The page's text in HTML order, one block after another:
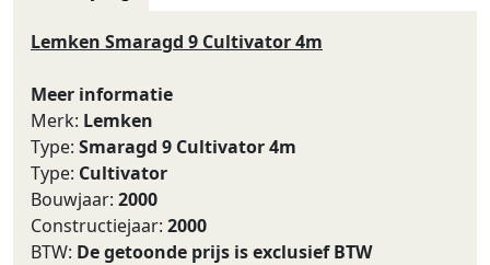
Lemken Smaragd 9 Cultivator 4m
Meer informatie
Merk: Lemken
Type: Smaragd 9 Cultivator 4m
Type: Cultivator
Bouwjaar: 2000
Constructiejaar: 2000
BTW: De getoonde prijs is exclusief BTW